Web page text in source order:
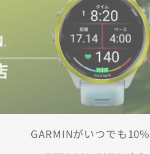
GARMINがいつでも